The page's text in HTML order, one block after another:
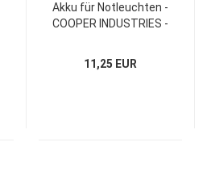
Akku für Notleuchten -
COOPER INDUSTRIES -
11,25 EUR